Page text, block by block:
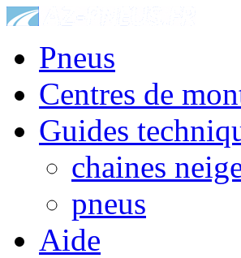
Pneus
Centres de
Guides
chaines
pneus
Aide